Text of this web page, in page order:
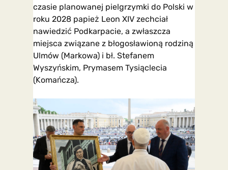
czasie planowanej pielgrzymki do Polski w
roku 2028 papież Leon XIV zechciał
nawiedzić Podkarpacie, a zwłaszcza
miejsca związane z błogosławioną rodziną
Ulmów (Markowa) i bł. Stefanem
Wyszyńskim, Prymasem Tysiąclecia
(Komańcza).